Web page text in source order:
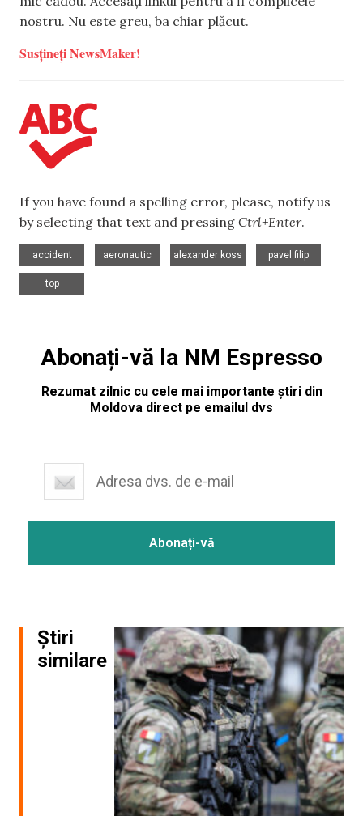
nostru. Nu este greu, ba chiar plăcut.
Susțineți NewsMaker!
If you have found a spelling error, please, notify us
by selecting that text and pressing Ctrl+Enter.
accident
aeronautic
alexander koss
pavel filip
top
Abonați-vă la NM Espresso
Rezumat zilnic cu cele mai importante știri din
Moldova direct pe emailul dvs
Știri
similare